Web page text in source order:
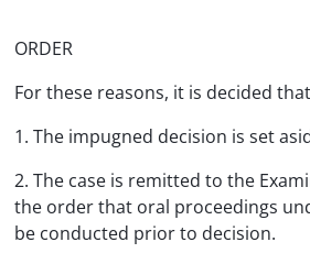
ORDER
For these reasons, it is decided
1. The impugned decision is set
2. The case is remitted to the
the order that oral proceedings
be conducted prior to decision.